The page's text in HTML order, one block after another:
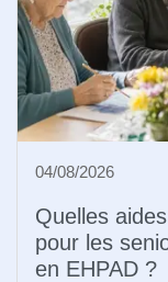
04/08/2026
Quelles
pour les
en EHPAD ?